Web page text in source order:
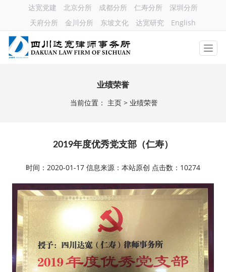
达宽党建 北京分所 成都分所 仁寿分所
深圳分所
天府分所
金川分所 东坡文化 达宽研究 English
业绩荣誉
当前位置： 主页> 业绩荣誉
2019年度优秀党支部（仁寿）
时间：2020-01-17 信息来源：本站原创 点击数：10274